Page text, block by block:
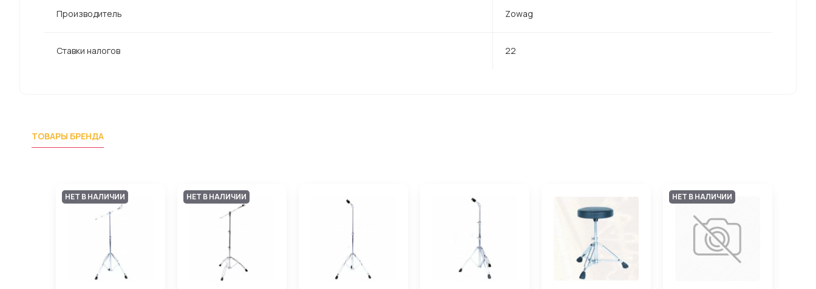
Производитель Zowag
Ставки налогов 22
ТОВАРЫ БРЕНДА
НЕТ В НАЛИЧИИ НЕТ В НАЛИЧИИ НЕТ В НАЛИЧИИ